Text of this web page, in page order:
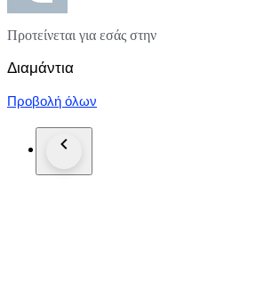
Προτείνεται για εσάς στην
Διαμάντια
Προβολή όλων